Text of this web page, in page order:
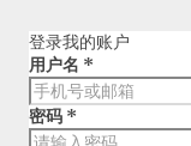
登录我的账户
用户名 *
密码 *